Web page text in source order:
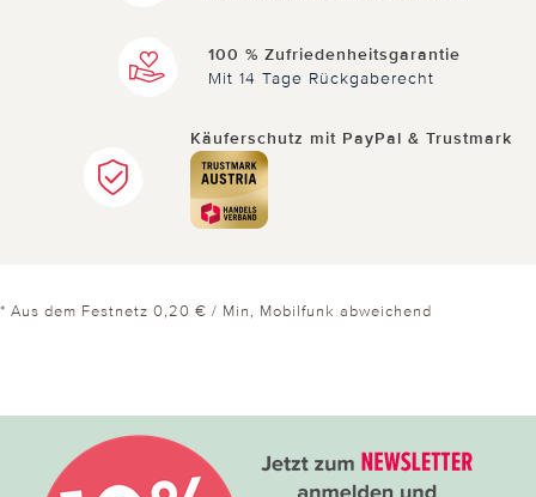
100 % Zufriedenheitsgarantie
Mit 14 Tage Rückgaberecht
Käuferschutz mit PayPal & Trustmark
* Aus dem Festnetz 0,20 € / Min, Mobilfunk abweichend